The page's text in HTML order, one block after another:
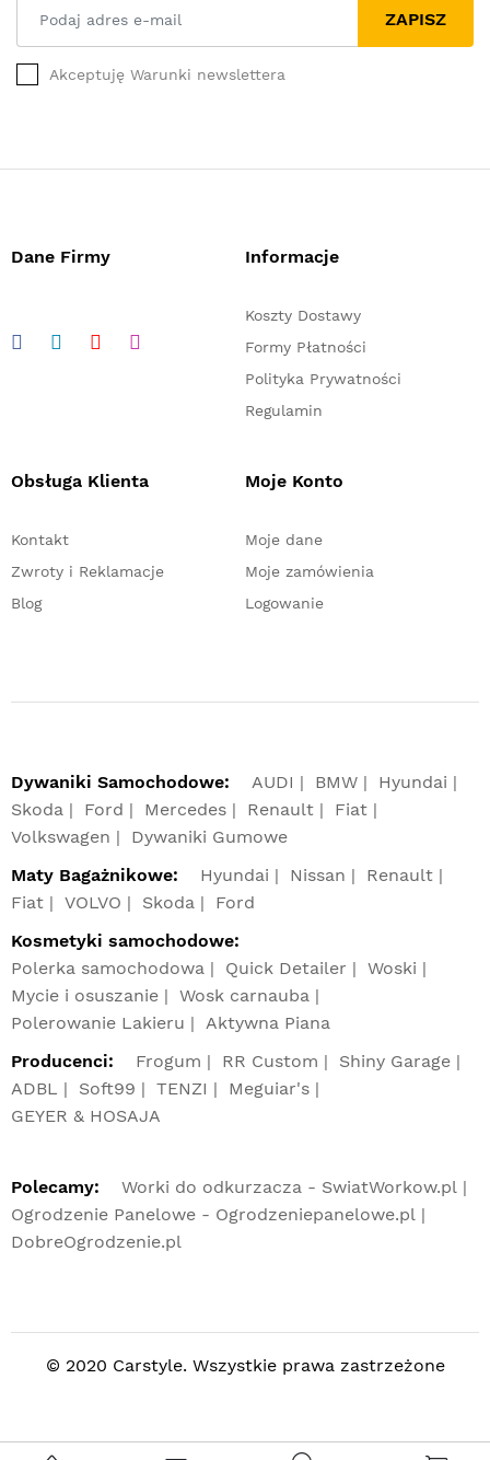
ZAPISZ
Akceptuję Warunki newslettera
Dane Firmy Informacje
Koszty Dostawy
Formy Płatności
Polityka Prywatności
Regulamin
Obsługa Klienta
Kontakt
Zwroty i Reklamacje
Blog
Moje Konto
Moje dane
Moje zamówienia
Logowanie
Dywaniki Samochodowe: AUDI BMW
Hyundai
Skoda
Ford Mercedes Renault
Fiat
Volkswagen
Dywaniki Gumowe
Maty Bagażnikowe:
Hyundai Nissan
Renault
Fiat
VOLVO Skoda
Ford
Kosmetyki samochodowe:
Polerka samochodowa
Quick Detailer
Woski
Mycie i osuszanie
Wosk carnauba
Polerowanie Lakieru
Aktywna Piana
Producenci:
Frogum RR Custom
Shiny Garage
ADBL
Soft99 TENZI
Meguiar's
GEYER & HOSAJA
Polecamy:
Worki do odkurzacza - SwiatWorkow.pl
Ogrodzenie Panelowe - Ogrodzeniepanelowe.pl
DobreOgrodzenie.pl
© 2020 Carstyle. Wszystkie prawa zastrzeżone